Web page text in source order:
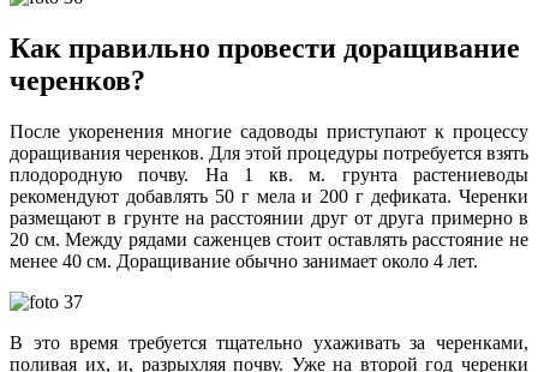
Как правильно провести доращивание
черенков?
После укоренения многие садоводы приступают к процессу
доращивания черенков. Для этой процедуры потребуется взять
плодородную почву. На 1 кв. м. грунта растениеводы
рекомендуют добавлять 50 г мела и 200 г дефиката. Черенки
размещают в грунте на расстоянии друг от друга примерно в
20 см. Между рядами саженцев стоит оставлять расстояние не
менее 40 см. Доращивание обычно занимает около 4 лет.
В это время требуется тщательно ухаживать за черенками,
поливая их, и, разрыхляя почву. Уже на второй год черенки